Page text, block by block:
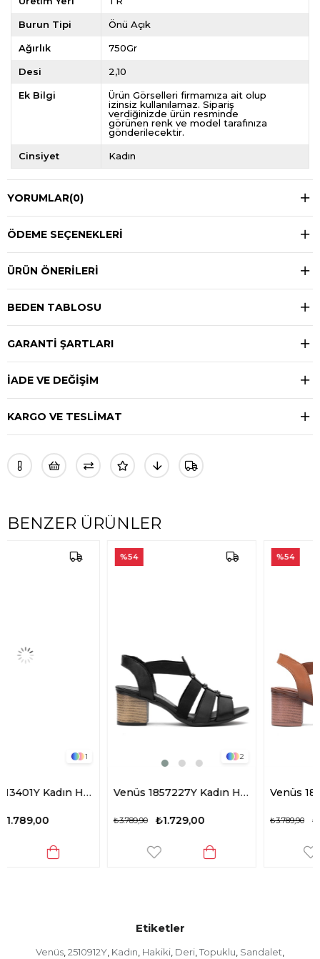
Burun Tipi Önü Açık
Ağırlık 750Gr
Desi 2,10
Ek Bilgi
Ürün Görselleri firmamıza ait olup
izinsiz kullanılamaz. Sipariş
verdiğinizde ürün resminde
görünen renk ve model tarafınıza
gönderilecektir.
Cinsiyet Kadın
YORUMLAR(0)
ÖDEME SEÇENEKLERI
ÜRÜN ÖNERILERI
BEDEN TABLOSU
GARANTİ ŞARTLARI
İADE VE DEĞİŞİM
KARGO VE TESLİMAT
BENZER ÜRÜNLER
Venüs 1857227Y Kadın Hakiki Deri Topuklu Sandalet Siyah
₺1.729,00
₺3.789,90
Venüs 1857227Y Kadın Hakiki Deri Topuklu Sandalet Taba
₺1.729,00
₺3.789,90
Etiketler
Venüs 2510912Y Kadın Hakiki Deri Topuklu Sandalet